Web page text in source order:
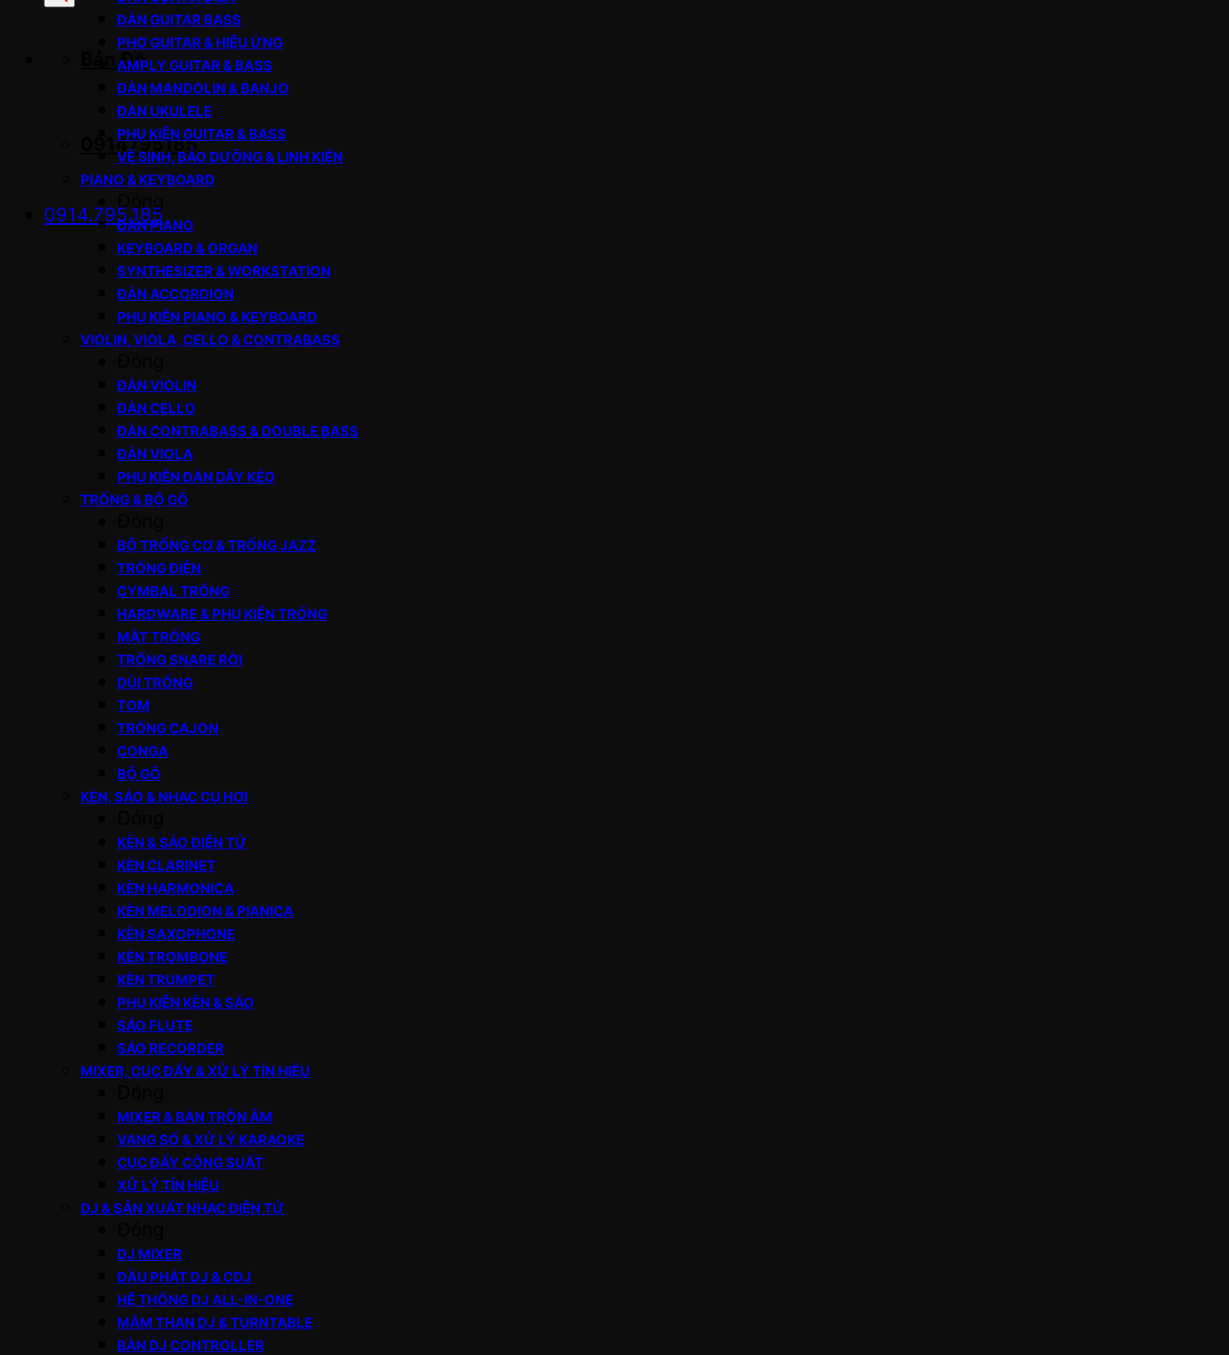
Bản Đồ
0914795185
0914.795.185
ĐÀN GUITAR BASS
PHƠ GUITAR & HIỆU ỨNG
AMPLY GUITAR & BASS
ĐÀN MANDOLIN & BANJO
ĐÀN UKULELE
PHỤ KIỆN GUITAR & BASS
VỆ SINH, BẢO DƯỠNG & LINH KIỆN
PIANO & KEYBOARD
ĐÀN PIANO
KEYBOARD & ORGAN
SYNTHESIZER & WORKSTATION
ĐÀN ACCORDION
PHỤ KIỆN PIANO & KEYBOARD
VIOLIN, VIOLA, CELLO & CONTRABASS
ĐÀN VIOLIN
ĐÀN CELLO
ĐÀN CONTRABASS & DOUBLE BASS
ĐÀN VIOLA
PHỤ KIỆN ĐÀN DÂY KÉO
TRỐNG & BỘ GÕ
BỘ TRỐNG CƠ & TRỐNG JAZZ
TRỐNG ĐIỆN
CYMBAL TRỐNG
HARDWARE & PHỤ KIỆN TRỐNG
MẶT TRỐNG
TRỐNG SNARE RỜI
DÙI TRỐNG
TOM
TRỐNG CAJON
CONGA
BỘ GÕ
KÈN, SÁO & NHẠC CỤ HƠI
KÈN & SÁO ĐIỆN TỬ
KÈN CLARINET
KÈN HARMONICA
KÈN MELODION & PIANICA
KÈN SAXOPHONE
KÈN TROMBONE
KÈN TRUMPET
PHỤ KIỆN KÈN & SÁO
SÁO FLUTE
SÁO RECORDER
MIXER, CỤC ĐẨY & XỬ LÝ TÍN HIỆU
MIXER & BÀN TRỘN ÂM
VANG SỐ & XỬ LÝ KARAOKE
CỤC ĐẨY CÔNG SUẤT
XỬ LÝ TÍN HIỆU
DJ & SẢN XUẤT NHẠC ĐIỆN TỬ
DJ MIXER
ĐẦU PHÁT DJ & CDJ
HỆ THỐNG DJ ALL-IN-ONE
MÂM THAN DJ & TURNTABLE
BÀN DJ CONTROLLER